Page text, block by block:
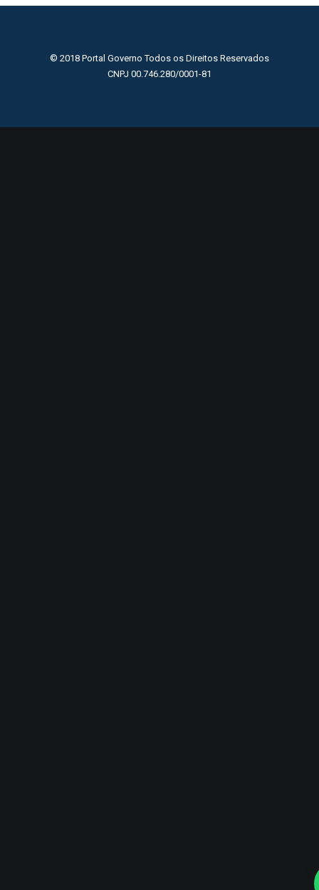
© 2018 Portal Governo Todos os Direitos Reservados
CNPJ 00.746.280/0001-81